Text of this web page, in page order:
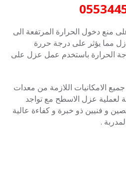
منع دخول الحرارة المرتفعة الى
مما يؤثر على درجة حررة
الحرارة باستخدم عمل عزل على
الامكانيات اللازمة من معدات
لعملية عزل الاسطح مع تواجد
و فنيين ذو خبرة و كفاءة عالية
.